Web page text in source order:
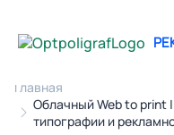
Главная
Облачный Web to print
типографии и